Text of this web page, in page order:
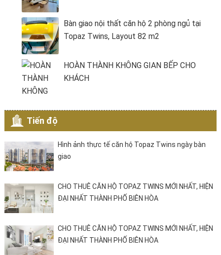
Bàn giao nội thất căn hộ 2 phòng ngủ tại
Topaz Twins, Layout 82 m2
HOÀN THÀNH KHÔNG GIAN BẾP CHO
KHÁCH
Tiến độ
Hình ảnh thực tế căn hộ Topaz Twins ngày bàn
giao
CHO THUÊ CĂN HỘ TOPAZ TWINS MỚI NHẤT, HIỆN
ĐẠI NHẤT THÀNH PHỐ BIÊN HÒA
CHO THUÊ CĂN HỘ TOPAZ TWINS MỚI NHẤT, HIỆN
ĐẠI NHẤT THÀNH PHỐ BIÊN HÒA